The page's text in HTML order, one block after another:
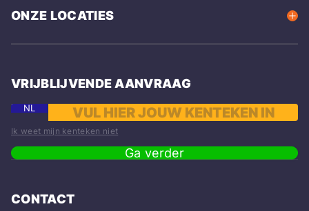
ONZE LOCATIES
VRIJBLIJVENDE AANVRAAG
NL
Ik weet mijn kenteken niet
Ga verder
CONTACT